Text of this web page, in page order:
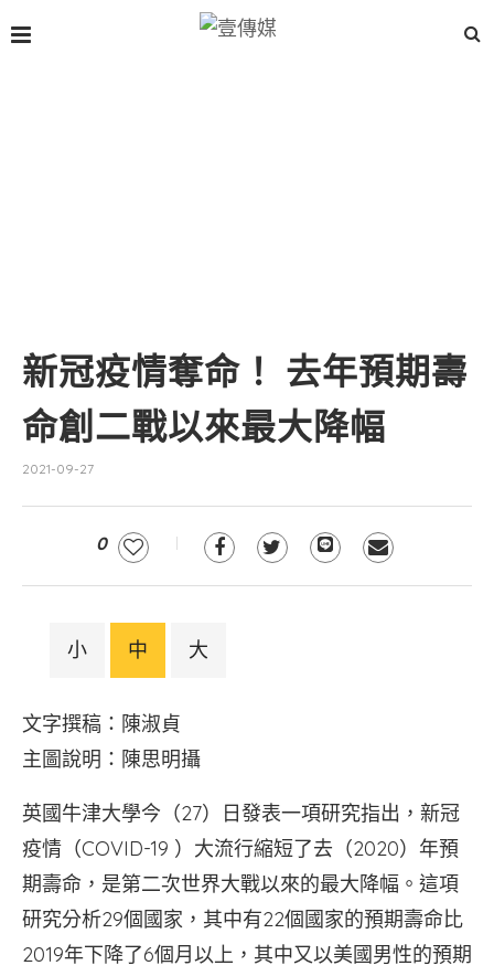
新冠疫情奪命！ 去年預期壽
命創二戰以來最大降幅
2021-09-27
0
小 中 大
文字撰稿：陳淑貞
主圖說明：陳思明攝
英國牛津大學今（27）日發表一項研究指出，新冠
疫情（COVID-19 ）大流行縮短了去（2020）年預
期壽命，是第二次世界大戰以來的最大降幅。這項
研究分析29個國家，其中有22個國家的預期壽命比
2019年下降了6個月以上，其中又以美國男性的預期